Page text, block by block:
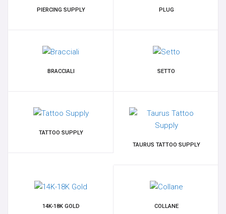
PIERCING SUPPLY PLUG
BRACCIALI SETTO
TATTOO SUPPLY
TAURUS TATTOO SUPPLY
14K-18K GOLD COLLANE